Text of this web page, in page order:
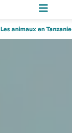
Les animaux en Tanzanie